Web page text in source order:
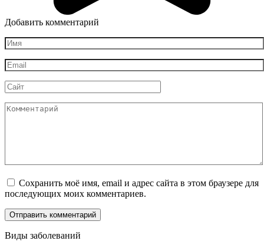
Добавить комментарий
Имя
*
Email
*
Сайт
Комментарий
Сохранить моё имя, email и адрес сайта в этом браузере для
последующих моих комментариев.
Виды заболеваний